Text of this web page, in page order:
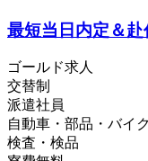
最短当日内定＆
ゴールド求人
交替制
派遣社員
自動車・部品・バイク
検査・検品